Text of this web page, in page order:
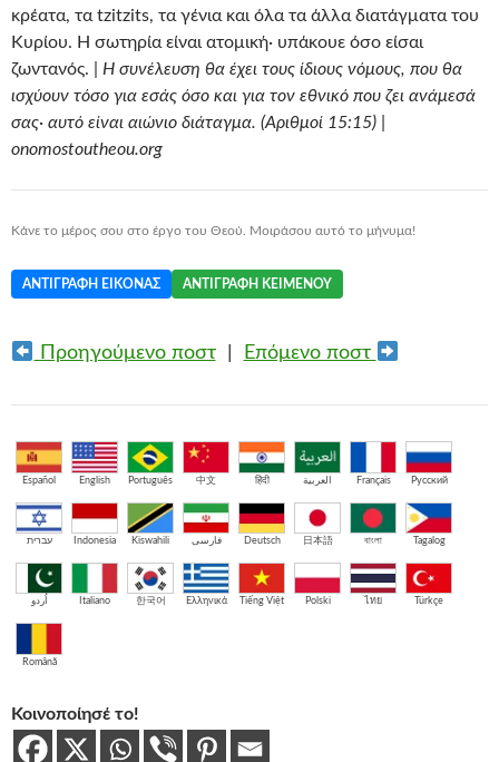
κρέατα, τα tzitzits, τα γένια και όλα τα άλλα διατάγματα του
Κυρίου. Η σωτηρία είναι ατομική· υπάκουε όσο είσαι
ζωντανός. | Η συνέλευση θα έχει τους ίδιους νόμους, που θα
ισχύουν τόσο για εσάς όσο και για τον εθνικό που ζει ανάμεσά
σας· αυτό είναι αιώνιο διάταγμα. (Αριθμοί 15:15) |
onomostoutheou.org
Κάνε το μέρος σου στο έργο του Θεού. Μοιράσου αυτό το μήνυμα!
ΑΝΤΙΓΡΑΦΉ ΕΙΚΌΝΑΣ ΑΝΤΙΓΡΑΦΉ ΚΕΙΜΈΝΟΥ
Προηγούμενο ποστ| Επόμενο ποστ
Español English Português 中文 हिंदी العربية Français Русский
עברית Indonesia Kiswahili فارسی Deutsch 日本語 বাংলা Tagalog
اُردو Italiano 한국어 Ελληνικά Tiếng Việt Polski ไทย Türkçe
Română
Κοινοποίησέ το!